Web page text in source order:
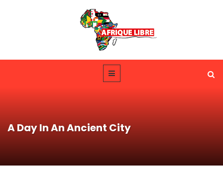
A Day In An Ancient City